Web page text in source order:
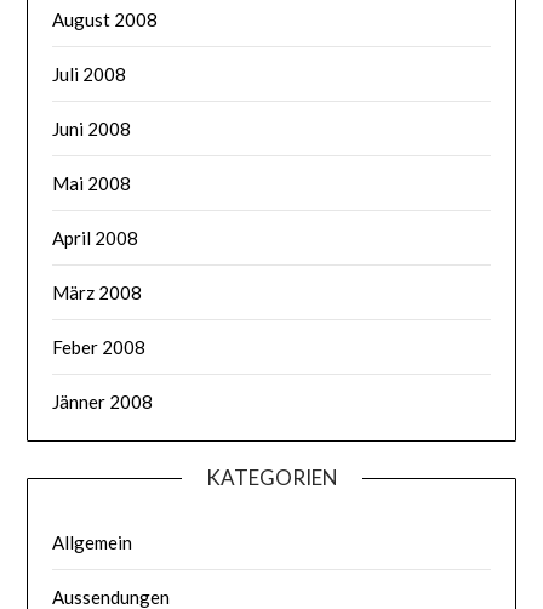
August 2008
Juli 2008
Juni 2008
Mai 2008
April 2008
März 2008
Feber 2008
Jänner 2008
KATEGORIEN
Allgemein
Aussendungen